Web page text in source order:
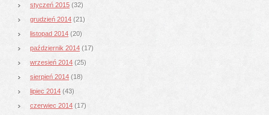
styczeń 2015 (32)
grudzień 2014 (21)
listopad 2014 (20)
październik 2014 (17)
wrzesień 2014 (25)
sierpień 2014 (18)
lipiec 2014 (43)
czerwiec 2014 (17)